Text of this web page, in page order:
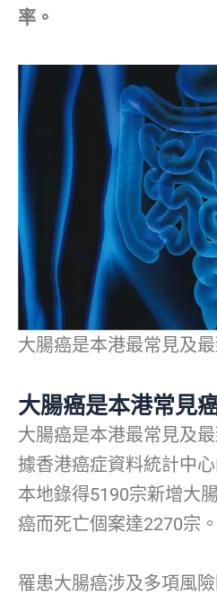
率。
大腸癌是本港最常見及
大腸癌是本港常見
大腸癌是本港最常見及
據香港癌症資料統計中
本地錄得5190宗新增大
癌而死亡個案達2270宗。
罹患大腸癌涉及多項風